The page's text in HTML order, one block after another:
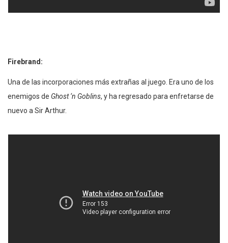
Firebrand:
Una de las incorporaciones más extrañas al juego. Era uno de los
enemigos de Ghost ‘n Goblins, y ha regresado para enfretarse de
nuevo a Sir Arthur.